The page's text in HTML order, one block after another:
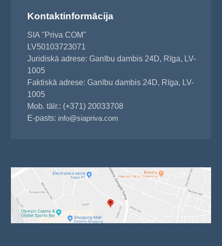
Kontaktinformācija
SIA "Priva COM"
LV50103723071
Juridiskā adrese: Ganību dambis 24D, Rīga, LV-
1005
Faktiskā adrese: Ganību dambis 24D, Rīga, LV-
1005
Mob. tālr.: (+371) 20033708
E-pasts: info@siapriva.com